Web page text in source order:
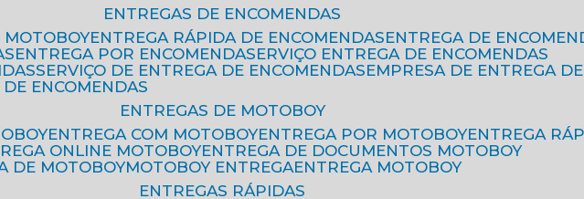
ENTREGAS DE ENCOMENDAS
MOTOBOY
ENTREGA RÁPIDA DE ENCOMENDAS
ENTREGA DE
ENTREGA POR ENCOMENDA
SERVIÇO ENTREGA DE ENCOMENDAS
SERVIÇO DE ENTREGA DE ENCOMENDAS
EMPRESA DE ENTREGA
DE ENCOMENDAS
ENTREGAS DE MOTOBOY
ENTREGA COM MOTOBOY ENTREGA POR MOTOBOY
ENTREGA
ONLINE MOTOBOY
ENTREGA DE DOCUMENTOS MOTOBOY
DE MOTOBOY MOTOBOY ENTREGA
ENTREGA MOTOBOY
ENTREGAS RÁPIDAS